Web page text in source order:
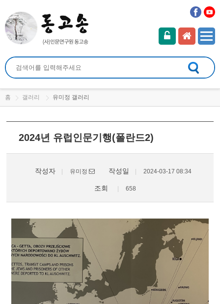
홈 갤러리 유미정 갤러리
2024년 유럽인문기행(폴란드2)
작성자 유미정 작성일 2024-03-17 08:34
조회 658